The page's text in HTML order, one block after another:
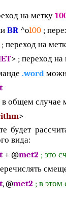
на метку
BR ^o100;
переход на
> ; переход на
.word
в общем случае
>
будет
вида:
+ @met2 ; это
, @met2 ; в этом